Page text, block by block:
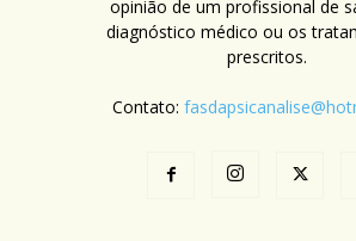
opinião de um profissional de
diagnóstico médico ou os
prescritos.
Contato: